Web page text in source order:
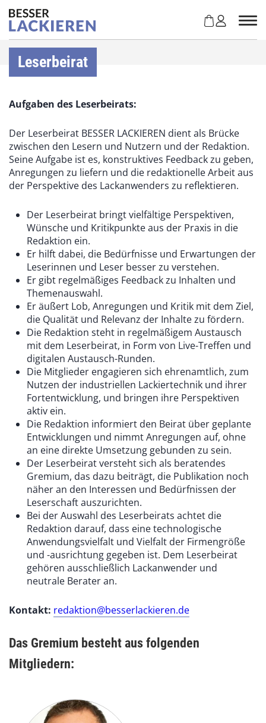
Leserbeirat
Aufgaben des Leserbeirats:
Der Leserbeirat BESSER LACKIEREN dient als Brücke
zwischen den Lesern und Nutzern und der Redaktion.
Seine Aufgabe ist es, konstruktives Feedback zu geben,
Anregungen zu liefern und die redaktionelle Arbeit aus
der Perspektive des Lackanwenders zu reflektieren.
Der Leserbeirat bringt vielfältige Perspektiven,
Wünsche und Kritikpunkte aus der Praxis in die
Redaktion ein.
Er hilft dabei, die Bedürfnisse und Erwartungen der
Leserinnen und Leser besser zu verstehen.
Er gibt regelmäßiges Feedback zu Inhalten und
Themenauswahl.
Er äußert Lob, Anregungen und Kritik mit dem Ziel,
die Qualität und Relevanz der Inhalte zu fördern.
Die Redaktion steht in regelmäßigem Austausch
mit dem Leserbeirat, in Form von Live-Treffen und
digitalen Austausch-Runden.
Die Mitglieder engagieren sich ehrenamtlich, zum
Nutzen der industriellen Lackiertechnik und ihrer
Fortentwicklung, und bringen ihre Perspektiven
aktiv ein.
Die Redaktion informiert den Beirat über geplante
Entwicklungen und nimmt Anregungen auf, ohne
an eine direkte Umsetzung gebunden zu sein.
Der Leserbeirat versteht sich als beratendes
Gremium, das dazu beiträgt, die Publikation noch
näher an den Interessen und Bedürfnissen der
Leserschaft auszurichten.
Bei der Auswahl des Leserbeirats achtet die
Redaktion darauf, dass eine technologische
Anwendungsvielfalt und Vielfalt der Firmengröße
und -ausrichtung gegeben ist. Dem Leserbeirat
gehören ausschließlich Lackanwender und
neutrale Berater an.
Kontakt: redaktion@besserlackieren.de
Das Gremium besteht aus folgenden
Mitgliedern: